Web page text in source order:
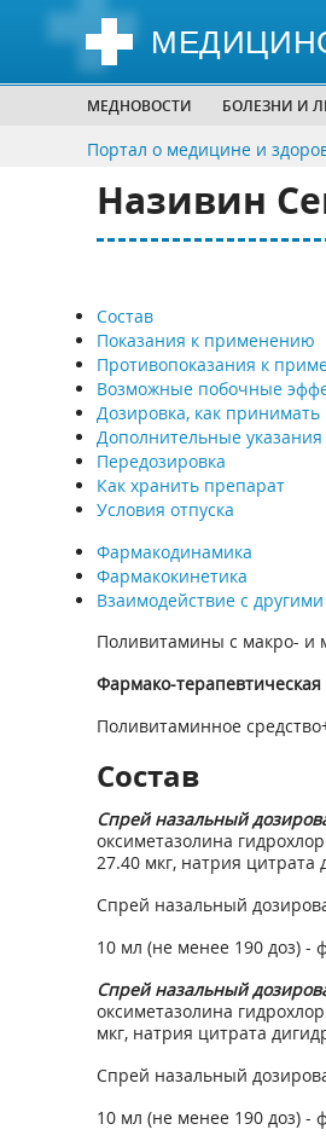
МЕДНОВОСТИ БОЛЕЗНИ И
Портал о медицине и
Називин
Состав
Показания к применению
Противопоказания к
Возможные побочные
Дозировка, как
Дополнительные
Передозировка
Как хранить препарат
Условия отпуска
Фармакодинамика
Фармакокинетика
Взаимодействие с
Поливитамины с макро- и
Фармако-терапевтическая
Поливитаминное
Состав
Спрей назальный
оксиметазолина
27.40 мкг, натрия цитрата
Спрей назальный
10 мл (не менее 190 доз) -
Спрей назальный
оксиметазолина
мкг, натрия цитрата
Спрей назальный
10 мл (не менее 190 доз) -